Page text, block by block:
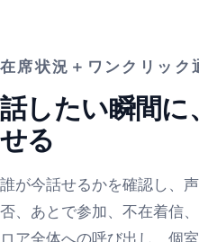
在席状況＋ワンクリック
話したい瞬間
せる
誰が今話せるかを確認し、
否、あとで参加、不在着信